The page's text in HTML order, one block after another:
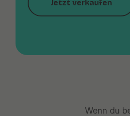
Jetzt verkaufen
Wenn du